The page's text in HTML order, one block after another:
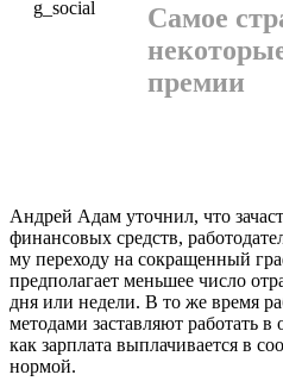
Самое
премии
Андрей Адам уточнил, что
финансовых средств,
му переходу на сокращенный
предполагает меньшее чис­ло
дня или недели. В то же время
методами заставляют ра­ботать
как зарплата выплачивается в
нормой.